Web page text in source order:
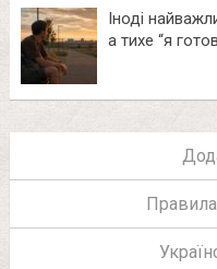
Іноді
а тихе “я
Правила